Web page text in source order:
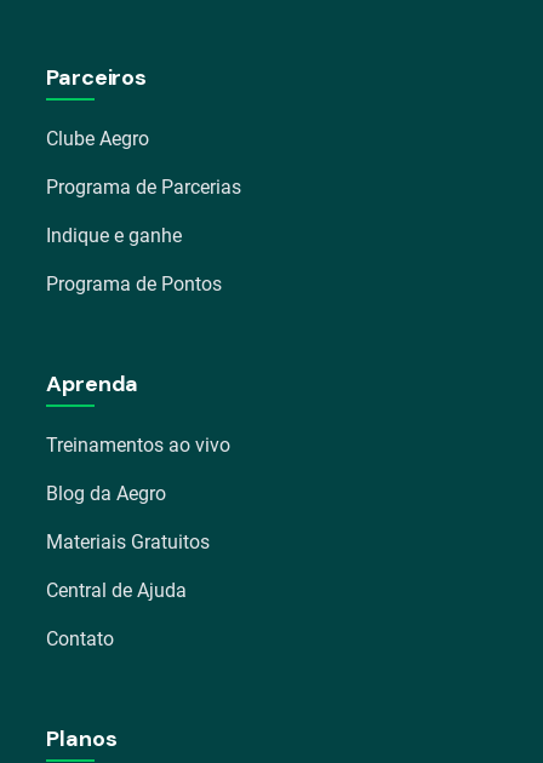
Parceiros
Clube Aegro
Programa de Parcerias
Indique e ganhe
Programa de Pontos
Aprenda
Treinamentos ao vivo
Blog da Aegro
Materiais Gratuitos
Central de Ajuda
Contato
Planos